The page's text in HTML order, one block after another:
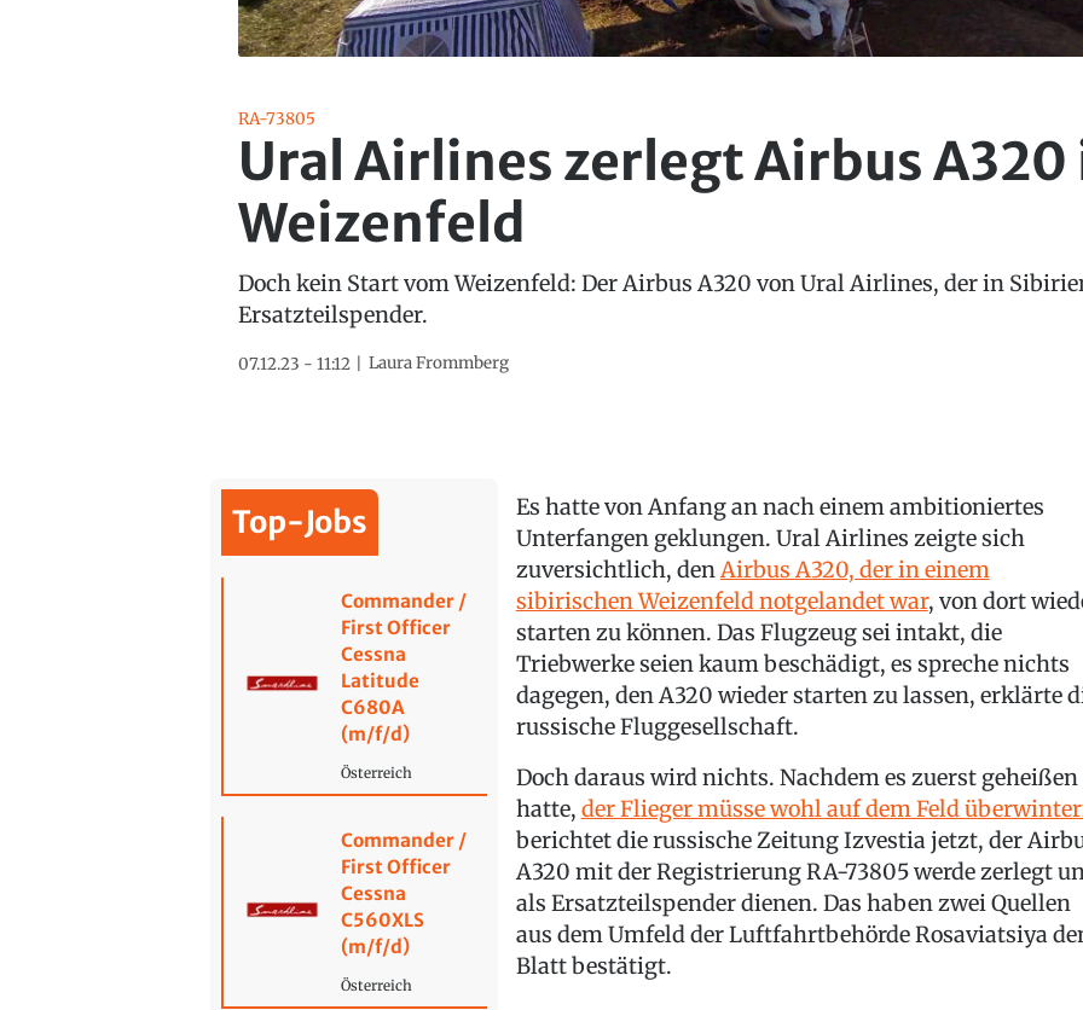
RA-73805
Ural Airlines zerlegt Airbus A320
Weizenfeld
Doch kein Start vom Weizenfeld: Der Airbus A320 von Ural Airlines, der in
Ersatzteilspender.
07.12.23 - 11:12 Laura Frommberg
Top-Jobs
Commander /
First Officer
Cessna
Latitude
C680A
(m/f/d)
Österreich
Commander /
First Officer
Cessna
C560XLS
(m/f/d)
Österreich
Es hatte von Anfang an nach einem ambitioniertes
Unterfangen geklungen. Ural Airlines zeigte sich
zuversichtlich, denAirbus A320, der in einem
sibirischen Weizenfeld notgelandet war, von dort
starten zu können. Das Flugzeug sei intakt, die
Triebwerke seien kaum beschädigt, es spreche nichts
dagegen, den A320 wieder starten zu lassen, erklärte
russische Fluggesellschaft.
Doch daraus wird nichts. Nachdem es zuerst geheißen
hatte, der Flieger müsse wohl auf dem Feld
berichtet die russische Zeitung Izvestia jetzt, der
A320 mit der Registrierung RA-73805 werde zerlegt
als Ersatzteilspender dienen. Das haben zwei Quellen
aus dem Umfeld der Luftfahrtbehörde Rosaviatsiya
Blatt bestätigt.